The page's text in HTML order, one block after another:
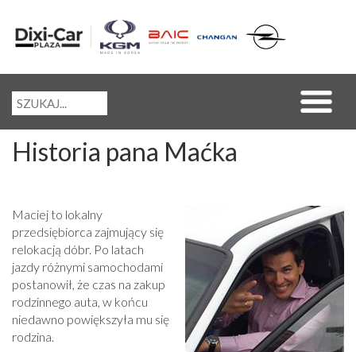
Historia pana Maćka
Maciej to lokalny
przedsiębiorca zajmujący się
relokacją dóbr. Po latach
jazdy różnymi samochodami
postanowił, że czas na zakup
rodzinnego auta, w końcu
niedawno powiększyła mu się
rodzina.